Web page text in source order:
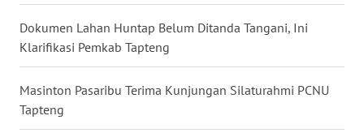
Dokumen Lahan Huntap Belum Ditanda Tangani, Ini
Klarifikasi Pemkab Tapteng
Masinton Pasaribu Terima Kunjungan Silaturahmi PCNU
Tapteng
DEPOK
WN
TAPANULI
UTARA
WN